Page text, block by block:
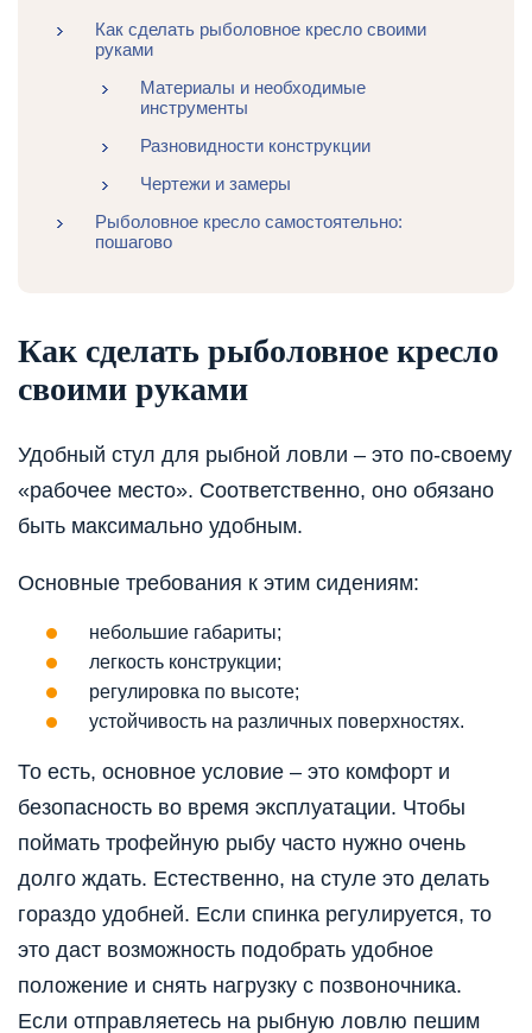
Как сделать рыболовное кресло своими
руками
Материалы и необходимые
инструменты
Разновидности конструкции
Чертежи и замеры
Рыболовное кресло самостоятельно:
пошагово
Как сделать рыболовное кресло
своими руками
Удобный стул для рыбной ловли – это по-своему
«рабочее место». Соответственно, оно обязано
быть максимально удобным.
Основные требования к этим сидениям:
небольшие габариты;
легкость конструкции;
регулировка по высоте;
устойчивость на различных поверхностях.
То есть, основное условие – это комфорт и
безопасность во время эксплуатации. Чтобы
поймать трофейную рыбу часто нужно очень
долго ждать. Естественно, на стуле это делать
гораздо удобней. Если спинка регулируется, то
это даст возможность подобрать удобное
положение и снять нагрузку с позвоночника.
Если отправляетесь на рыбную ловлю пешим